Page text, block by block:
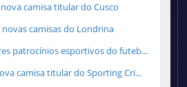
camisa titular do Cusco
camisas do Londrina
patrocínios esportivos do futeb...
camisa titular do Sporting Cri...